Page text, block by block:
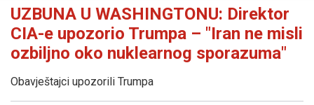
UZBUNA U WASHINGTONU: Direktor
CIA-e upozorio Trumpa – "Iran ne misli
ozbiljno oko nuklearnog sporazuma"
Obavještajci upozorili Trumpa